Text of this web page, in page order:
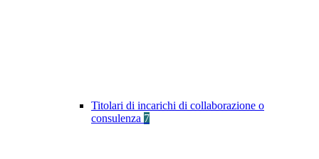
Titolari di incarichi di collaborazione o
consulenza 7